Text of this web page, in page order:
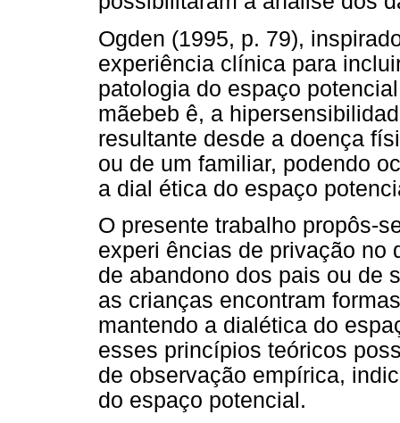
Ogden (1995, p. 79),
experiência clínica para
patologia do espaço
mãebeb ê, a
resultante desde a doença
ou de um familiar, podendo
a dial ética do espaço
O presente trabalho propôs-
experi ências de privação no
de abandono dos pais ou de
as crianças encontram
mantendo a dialética do
esses princípios teóricos
de observação empírica,
do espaço potencial.